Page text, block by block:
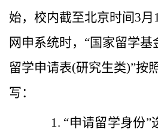
始，校内截至北京时间3月
网申系统时，“国家留学基
留学申请表(研究生类)”按
写：
1. “申请留学身份”